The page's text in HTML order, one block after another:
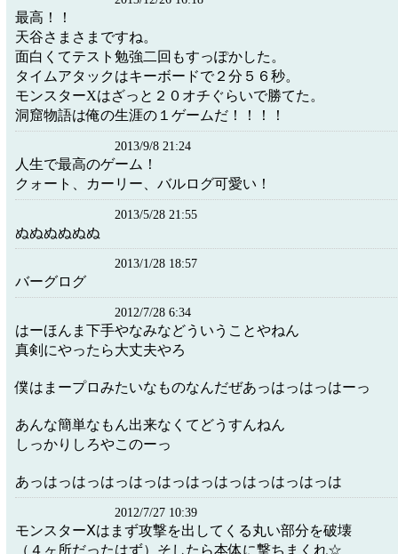
最高！！
天谷さまさまですね。
面白くてテスト勉強二回もすっぽかした。
タイムアタックはキーボードで２分５６秒。
モンスターXはざっと２０オチぐらいで勝てた。
洞窟物語は俺の生涯の１ゲームだ！！！！
2013/9/8 21:24
人生で最高のゲーム！
クォート、カーリー、バルログ可愛い！
2013/5/28 21:55
ぬぬぬぬぬぬ
2013/1/28 18:57
バーグログ
2012/7/28 6:34
はーほんま下手やなみなどういうことやねん
真剣にやったら大丈夫やろ
僕はまープロみたいなものなんだぜあっはっはっはーっ
あんな簡単なもん出来なくてどうすんねん
しっかりしろやこのーっ
あっはっはっはっはっはっはっはっはっはっはっは
2012/7/27 10:39
モンスターⅩはまず攻撃を出してくる丸い部分を破壊
（４ヶ所だったはず）そしたら本体に撃ちまくれ☆